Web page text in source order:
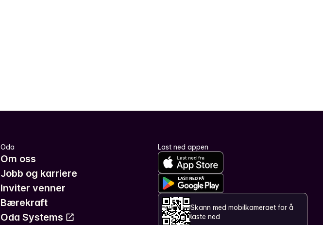
Oda
Om oss
Jobb og karriere
Inviter venner
Bærekraft
Oda Systems
Last ned appen
Skann med mobilkameraet for å
laste ned